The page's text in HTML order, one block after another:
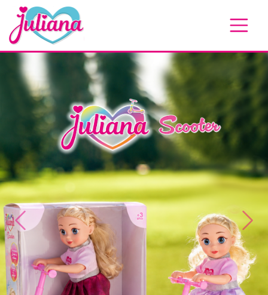
Previous Next